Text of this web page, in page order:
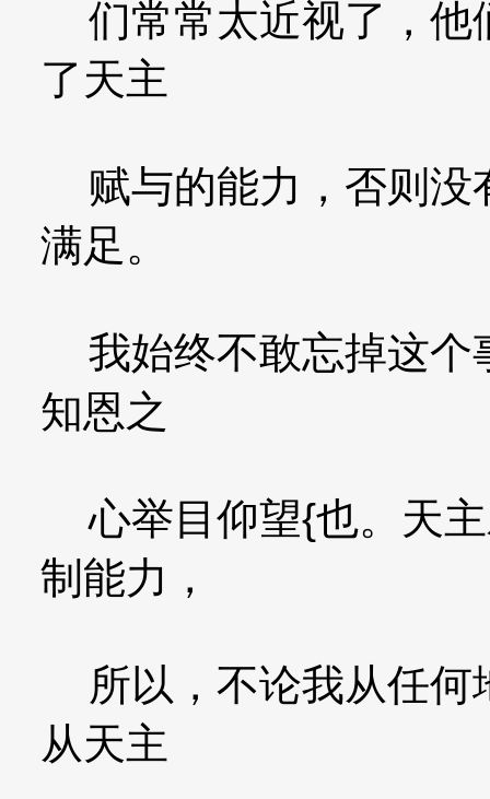
们常常太近视了，他
了天主
赋与的能力，否则没
满足。
我始终不敢忘掉这个
知恩之
心举目仰望{也。天
制能力，
所以，不论我从任何
从天主